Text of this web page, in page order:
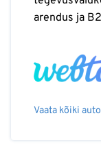
arendus ja
Vaata kõiki